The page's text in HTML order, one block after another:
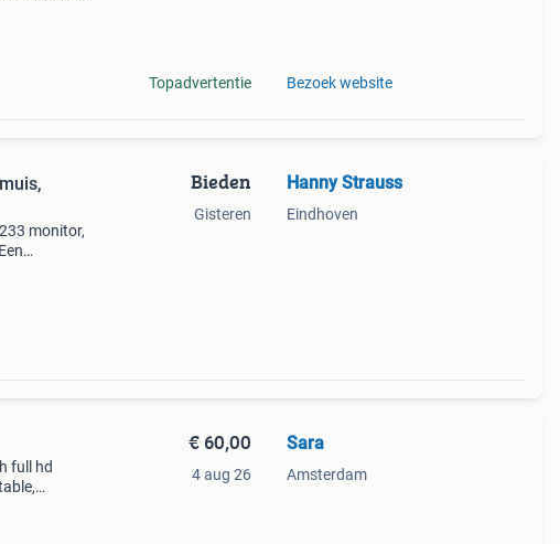
Topadvertentie Bezoek website
monitor,
Bieden
Gisteren
Hanny Strauss
Eindhoven
full hd
€ 60,00
4 aug 26
Sara
Amsterdam